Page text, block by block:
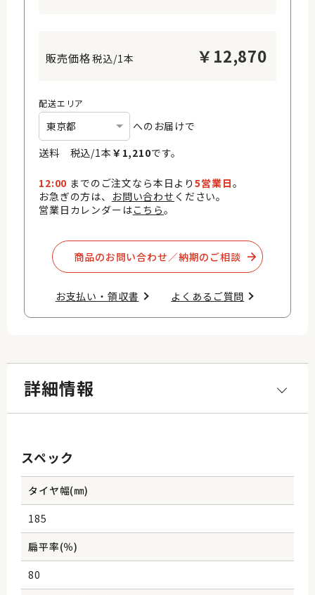
税込/1本 ￥ 12,870
配送エリア
へのお届けで
送料 税込/1本 ￥ 1,210です。
12:00 までのご注文なら本日より5営業日。
お急ぎの方は、 お問い合わせ ください。
営業日カレンダーはこちら。
商品のお問い合わせ／納期のご相談​
お支払い・領収書​ よくあるご質問​
詳細情報
スペック
タイヤ幅(㎜)
185
扁平率(％)
80